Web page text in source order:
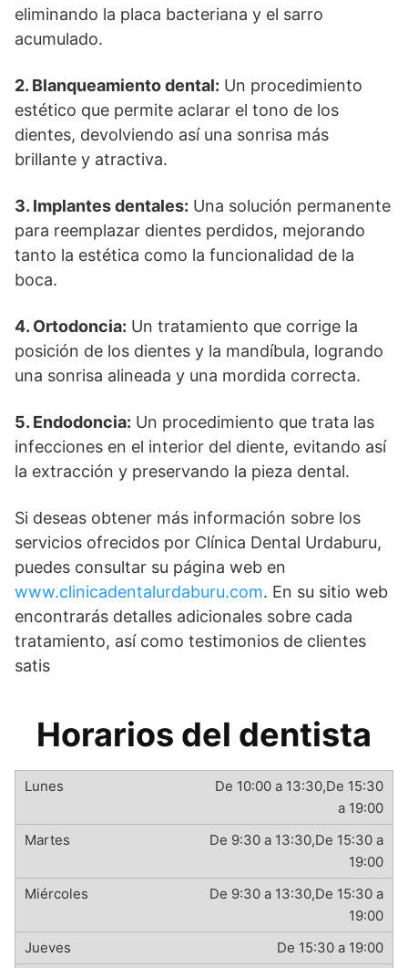
eliminando la placa bacteriana y el sarro
acumulado.
2. Blanqueamiento dental: Un procedimiento
estético que permite aclarar el tono de los
dientes, devolviendo así una sonrisa más
brillante y atractiva.
3. Implantes dentales: Una solución permanente
para reemplazar dientes perdidos, mejorando
tanto la estética como la funcionalidad de la
boca.
4. Ortodoncia: Un tratamiento que corrige la
posición de los dientes y la mandíbula, logrando
una sonrisa alineada y una mordida correcta.
5. Endodoncia: Un procedimiento que trata las
infecciones en el interior del diente, evitando así
la extracción y preservando la pieza dental.
Si deseas obtener más información sobre los
servicios ofrecidos por Clínica Dental Urdaburu,
puedes consultar su página web en
www.clinicadentalurdaburu.com. En su sitio web
encontrarás detalles adicionales sobre cada
tratamiento, así como testimonios de clientes
satis
Horarios del dentista
De 10:00 a 13:30,De 15:30
a 19:00
De 9:30 a 13:30,De 15:30 a
19:00
De 9:30 a 13:30,De 15:30 a
19:00
De 15:30 a 19:00